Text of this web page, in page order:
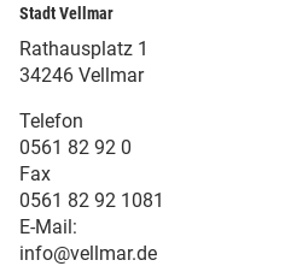
Stadt Vellmar
Rathausplatz 1
34246 Vellmar
Telefon
0561 82 92 0
Fax
0561 82 92 1081
E-Mail:
info@vellmar.de